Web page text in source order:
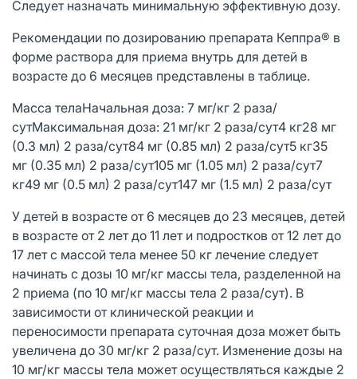
Следует назначать минимальную эффективную дозу.
Рекомендации по дозированию препарата Кеппра® в
форме раствора для приема внутрь для детей в
возрасте до 6 месяцев представлены в таблице.
Масса телаНачальная доза: 7 мг/кг 2 раза/
сутМаксимальная доза: 21 мг/кг 2 раза/сут4 кг28 мг
(0.3 мл) 2 раза/сут84 мг (0.85 мл) 2 раза/сут5 кг35
мг (0.35 мл) 2 раза/сут105 мг (1.05 мл) 2 раза/сут7
кг49 мг (0.5 мл) 2 раза/сут147 мг (1.5 мл) 2 раза/сут
У детей в возрасте от 6 месяцев до 23 месяцев, детей
в возрасте от 2 лет до 11 лет и подростков от 12 лет до
17 лет с массой тела менее 50 кг лечение следует
начинать с дозы 10 мг/кг массы тела, разделенной на
2 приема (по 10 мг/кг массы тела 2 раза/сут). В
зависимости от клинической реакции и
переносимости препарата суточная доза может быть
увеличена до 30 мг/кг 2 раза/сут. Изменение дозы на
10 мг/кг массы тела может осуществляться каждые 2